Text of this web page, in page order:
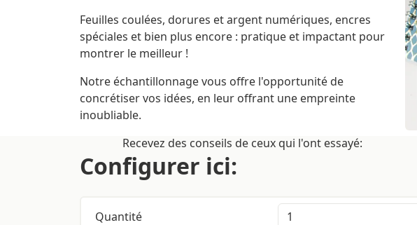
Feuilles coulées, dorures et argent numériques, encres
spéciales et bien plus encore : pratique et impactant pour
montrer le meilleur !
Notre échantillonnage vous offre l'opportunité de
concrétiser vos idées, en leur offrant une empreinte
inoubliable.
Recevez des conseils de ceux qui l'ont essayé:
Configurer ici:
Quantité